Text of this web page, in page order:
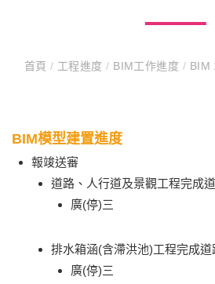
首頁/ 工程進度/ BIM工作進度 / BIM
BIM模型建置進度
報竣送審
道路、人行道及景觀工程完成
廣(停)三
排水箱涵(含滯洪池)工程完成道
廣(停)三